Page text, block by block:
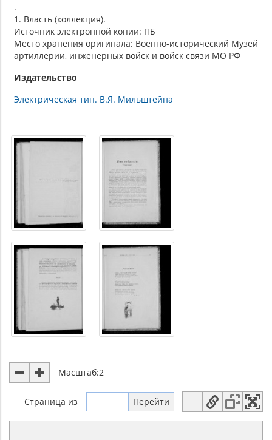
.
1. Власть (коллекция).
Источник электронной копии: ПБ
Место хранения оригинала: Военно-исторический Музей
артиллерии, инженерных войск и войск связи МО РФ
Издательство
Электрическая тип. В.Я. Мильштейна
Масштаб:2
Страница из